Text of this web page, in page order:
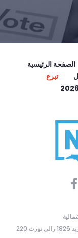
الصفحة الرئيسية
تبرع
220 شارع هيلزبره رالي، نورث كارولينا 27603 | صندوق بريد 1926 رالي نورث